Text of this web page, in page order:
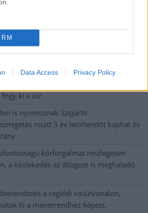
Data Access Privacy Policy
24 cikke
ki a víz
is nyomoznak Szijjártó
miatt 3 év letöltendőt kaphat és
körforgalmat részlegesen
a közlekedés az átlagost is meghaladó
a ceglédi vasútvonalon,
ki a menetrendhez képest,